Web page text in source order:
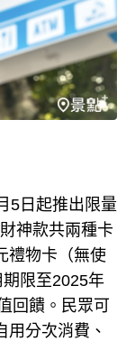
5日起推出限量
神款共兩種卡
禮物卡（無使
限至2025年
回饋。民眾可
分次消費、